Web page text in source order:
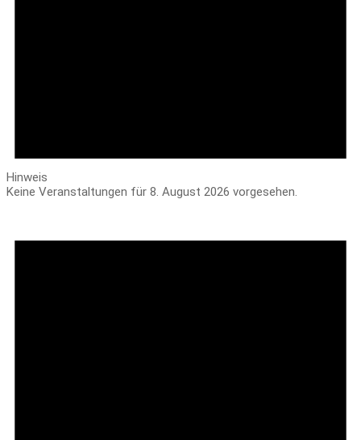
Hinweis
Keine Veranstaltungen für 8. August 2026 vorgesehen.